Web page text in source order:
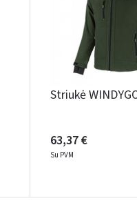
Striukė
63,37 €
Su PVM